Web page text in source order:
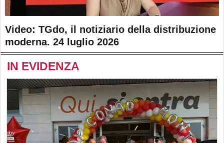
Video: TGdo, il notiziario della distribuzione
moderna. 24 luglio 2026
IN EVIDENZA